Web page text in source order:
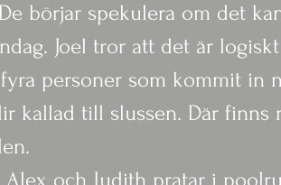
börjar spekulera om det
Joel tror att det är
personer som kommit in
kallad till slussen. Där